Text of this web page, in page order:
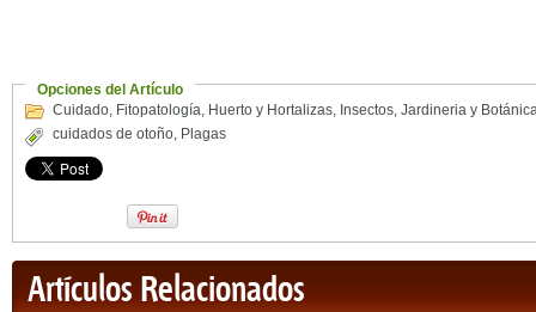
Opciones del Artículo
Cuidado, Fitopatología, Huerto y Hortalizas, Insectos, Jardineria y
cuidados de otoño, Plagas
Artículos Relacionados